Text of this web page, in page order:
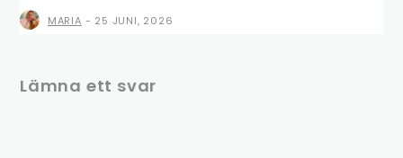
MARIA - 25 JUNI, 2026
Lämna ett svar